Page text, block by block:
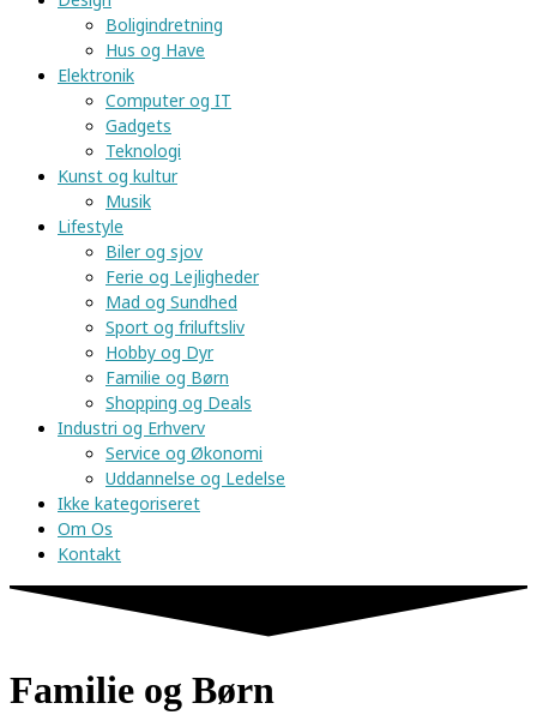
Boligindretning
Hus og Have
Elektronik
Computer og IT
Gadgets
Teknologi
Kunst og kultur
Musik
Lifestyle
Biler og sjov
Ferie og Lejligheder
Mad og Sundhed
Sport og friluftsliv
Hobby og Dyr
Familie og Børn
Shopping og Deals
Industri og Erhverv
Service og Økonomi
Uddannelse og Ledelse
Ikke kategoriseret
Om Os
Kontakt
Familie og Børn